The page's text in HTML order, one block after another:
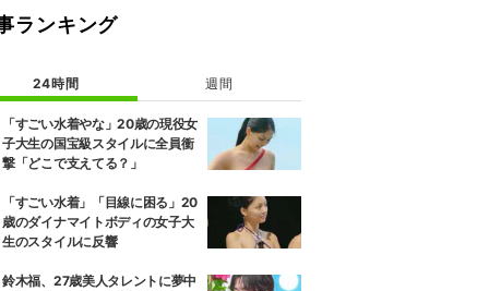
ランキング
24時間 週間
「すごい水着やな」20歳の現役女
子大生の国宝級スタイルに全員衝
撃「どこで支えてる？」
「すごい水着」「目線に困る」20
歳のダイナマイトボディの女子大
生のスタイルに反響
鈴木福、27歳美人タレントに夢中